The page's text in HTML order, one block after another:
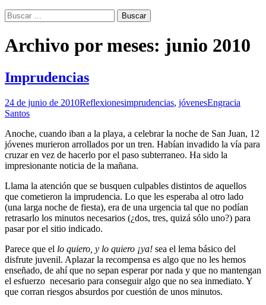
Buscar:
Archivo por meses: junio 2010
Imprudencias
24 de junio de 2010Reflexionesimprudencias, jóvenesEngracia
Santos
Anoche, cuando iban a la playa, a celebrar la noche de San Juan, 12
jóvenes murieron arrollados por un tren. Habían invadido la vía para
cruzar en vez de hacerlo por el paso subterraneo. Ha sido la
impresionante noticia de la mañana.
Llama la atención que se busquen culpables distintos de aquellos
que cometieron la imprudencia. Lo que les esperaba al otro lado
(una larga noche de fiesta), era de una urgencia tal que no podían
retrasarlo los minutos necesarios (¿dos, tres, quizá sólo uno?) para
pasar por el sitio indicado.
Parece que el lo quiero, y lo quiero ¡ya! sea el lema básico del
disfrute juvenil. Aplazar la recompensa es algo que no les hemos
enseñado, de ahí que no sepan esperar por nada y que no mantengan
el esfuerzo necesario para conseguir algo que no sea inmediato. Y
que corran riesgos absurdos por cuestión de unos minutos.